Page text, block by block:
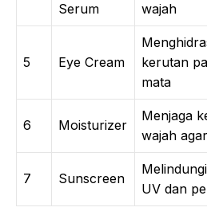
Serum
wajah
5 Eye Cream
kerutan
mata
6 Moisturizer
Menjaga
wajah
7 Sunscreen
UV dan